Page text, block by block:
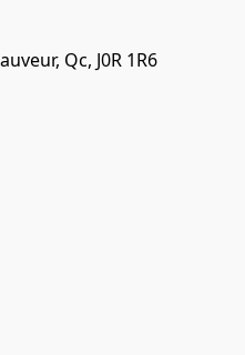
Qc, J0R 1R6